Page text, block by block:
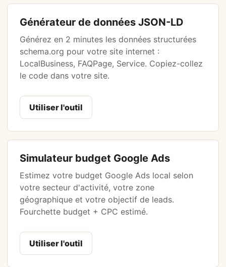
Générateur de données JSON-LD
Générez en 2 minutes les données structurées
schema.org pour votre site internet :
LocalBusiness, FAQPage, Service. Copiez-collez
le code dans votre site.
Utiliser l'outil
Simulateur budget Google Ads
Estimez votre budget Google Ads local selon
votre secteur d'activité, votre zone
géographique et votre objectif de leads.
Fourchette budget + CPC estimé.
Utiliser l'outil